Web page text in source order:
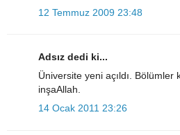
12 Temmuz 2009 23:48
Adsız dedi ki...
Üniversite yeni açıldı. Bölümler
inşaAllah.
14 Ocak 2011 23:26